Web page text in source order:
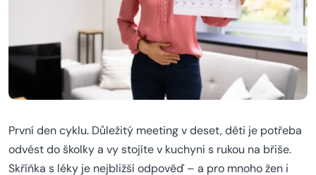
První den cyklu. Důležitý meeting v deset, děti je potřeba
odvést do školky a vy stojíte v kuchyni s rukou na břiše.
Skříňka s léky je nejbližší odpověď – a pro mnoho žen i